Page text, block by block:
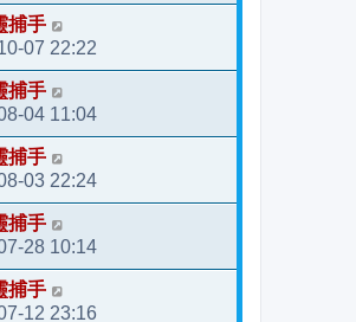
捕手
07 22:22
捕手
04 11:04
捕手
03 22:24
捕手
28 10:14
捕手
12 23:16